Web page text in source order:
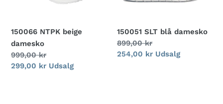
150066 NTPK beige
damesko
Normalpris
999,00 kr
Udsalgspris
299,00 kr Udsalg
150051 SLT blå damesko
Normalpris
899,00 kr
Udsalgspris
254,00 kr Udsalg